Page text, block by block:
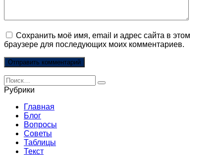
Сохранить моё имя, email и адрес сайта в этом
браузере для последующих моих комментариев.
Search
for:
Рубрики
Главная
Блог
Вопросы
Советы
Таблицы
Текст